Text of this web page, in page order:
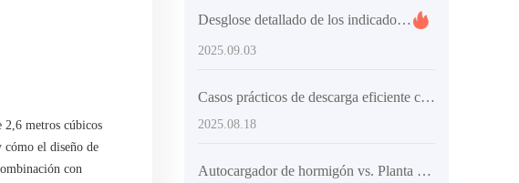
metros cúbicos
cómo el diseño de
con
Desglose detallado de los indicadores de rendimiento clave de equipos de mezcla de concreto y requisitos de certificación de calidad para el mercado de exportación
2025.09.03
Casos prácticos de descarga eficiente con el camión mezclador AIMIX AS-4.0 en obras de construcción y carreteras medianas
2025.08.18
Autocargador de hormigón vs. Planta de mezclado fija: ¿Cuál es más adecuado para grandes obras?